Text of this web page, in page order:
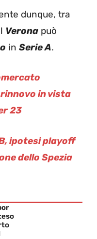
dunque, tra
Verona può
in Serie A.
rinnovo in vista
23
ipotesi playoff
dello Spezia